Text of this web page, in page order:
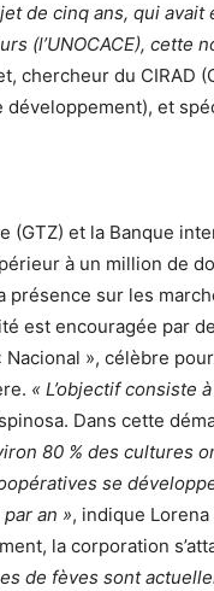
de cinq ans, qui
(l’UNOCACE), cette
chercheur du CIRAD
et
(GTZ) et la Banque
à un million de
sur les
est encouragée par
», célèbre
« L’objectif consiste
Dans cette
80 % des cultures
se
an », indique
la corporation
de fèves sont